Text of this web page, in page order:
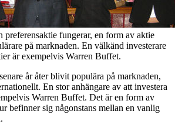
fungerar, en form av aktie
på marknaden. En välkänd investerare
är exempelvis Warren Buffet.
år åter blivit populära på marknaden,
En stor anhängare av att investera
Warren Buffet. Det är en form av
befinner sig någonstans mellan en vanlig